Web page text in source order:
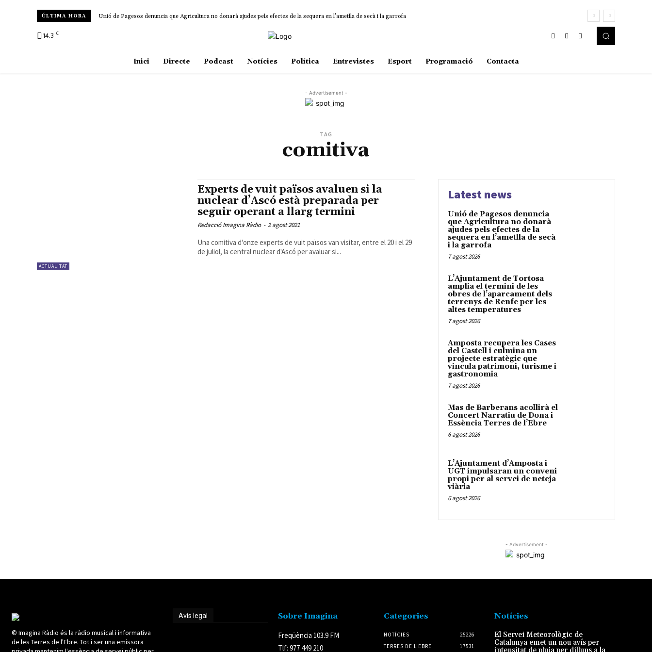
ÚLTIMA HORA Unió de Pagesos denuncia que Agricultura no donarà ajudes pels efectes de la sequera en l’ametlla de secà i la garrofa
14.3 C
Inici Directe Podcast Notícies Política Entrevistes Esport Programació Contacta
- Advertisement -
TAG
comitiva
ACTUALITAT
Experts de vuit països avaluen si la
nuclear d’Ascó està preparada per
seguir operant a llarg termini
Redacció Imagina Ràdio - 2 agost 2021
Una comitiva d'onze experts de vuit països van visitar, entre el 20 i el 29
de juliol, la central nuclear d'Ascó per avaluar si...
Latest news
Unió de Pagesos denuncia
que Agricultura no donarà
ajudes pels efectes de la
sequera en l’ametlla de secà
i la garrofa
7 agost 2026
L’Ajuntament de Tortosa
amplia el termini de les
obres de l’aparcament dels
terrenys de Renfe per les
altes temperatures
7 agost 2026
Amposta recupera les Cases
del Castell i culmina un
projecte estratègic que
vincula patrimoni, turisme i
gastronomia
7 agost 2026
Mas de Barberans acollirà el
Concert Narratiu de Dona i
Essència Terres de l’Ebre
6 agost 2026
L’Ajuntament d’Amposta i
UGT impulsaran un conveni
propi per al servei de neteja
viària
6 agost 2026
- Advertisement -
© Imagina Ràdio és la ràdio musical i informativa
de les Terres de l'Ebre. Tot i ser una emissora
Avís legal Sobre Imagina
Freqüència 103.9 FM
Tlf: 977 449 210
Categories
NOTÍCIES
25226
TERRES DE L'EBRE
17531
Notícies
El Servei Meteorològic de
Catalunya emet un nou avís per